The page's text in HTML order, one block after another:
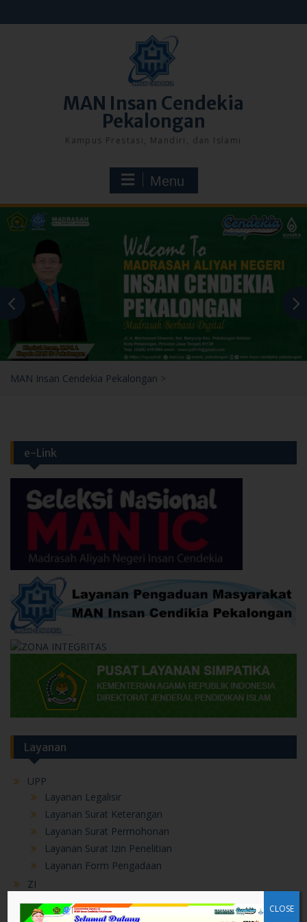
to
MAN Insan Cendekia
Pekalongan
Kampus Prestasi, Mandiri, dan Islami
Menu
MAN Insan Cendekia Pekalongan >
e-Link
Layanan
UPP
Layanan Legalisir
Layanan Surat Keterangan
Layanan Surat Permohonan
Layanan Surat Izin Penelitian
Layanan Form Pengadaan
ZI
Penataan Tata Laksana
CLOSE